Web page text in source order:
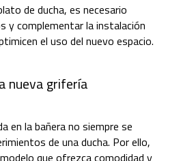
de ducha, es necesario
y complementar la instalación
el uso del nuevo espacio.
nueva grifería
en la bañera no siempre se
de una ducha. Por ello,
que ofrezca comodidad y